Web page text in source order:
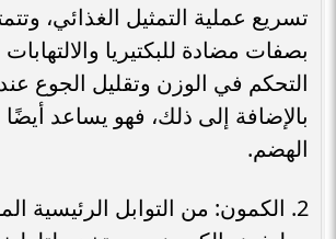
تسريع عملية التمثيل الغذائي،
بصفات مضادة للبكتيريا
التحكم في الوزن وتقليل الجوع عند
بالإضافة إلى ذلك، فهو يساعد
الهضم.
2. الكمون: من التوابل الرئيسية